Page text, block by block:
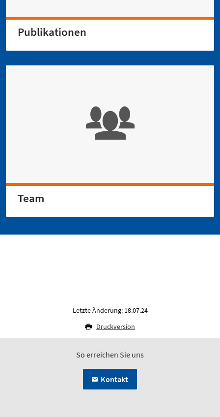
Publikationen
Team
Letzte Änderung: 18.07.24
Druckversion
So erreichen Sie uns
Kontakt